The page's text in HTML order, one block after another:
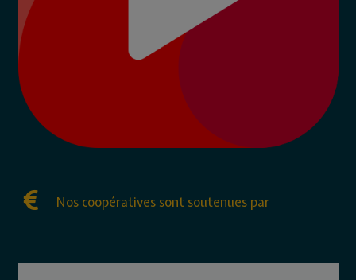
Nos coopératives sont soutenues par